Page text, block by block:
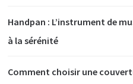
Handpan : L’instrument de
à la sérénité
Comment choisir une